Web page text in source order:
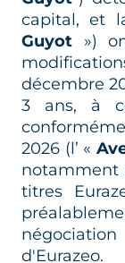
capital, et
Guyot »)
décembre
3 ans, à
2026 (l’ «
notamment
titres
d'Eurazeo.